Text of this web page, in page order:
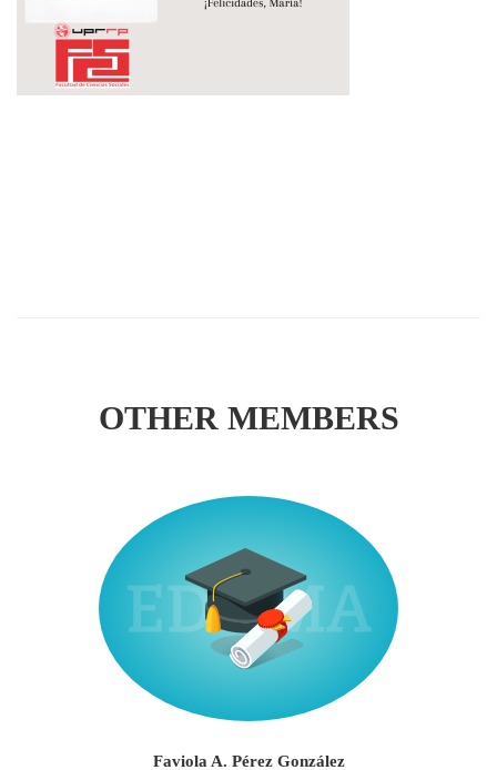
OTHER MEMBERS
Faviola A. Pérez González